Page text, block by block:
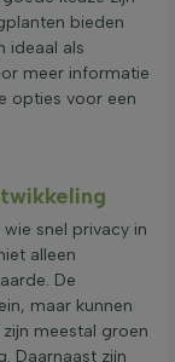
bieden
ideaal als
meer informatie
opties voor een
snel privacy in
alleen
De
maar kunnen
meestal groen
Daarnaast zijn